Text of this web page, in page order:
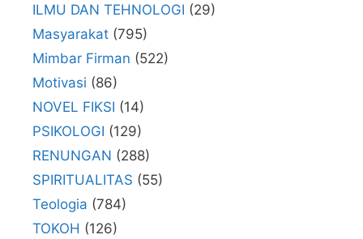
ILMU DAN TEHNOLOGI (29)
Masyarakat (795)
Mimbar Firman (522)
Motivasi (86)
NOVEL FIKSI (14)
PSIKOLOGI (129)
RENUNGAN (288)
SPIRITUALITAS (55)
Teologia (784)
TOKOH (126)